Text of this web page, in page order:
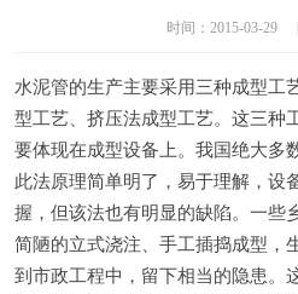
时间：2015-03-29
水泥管的生产主要采用三种成型工
型工艺、挤压法成型工艺。这三种
要体现在成型设备上。我国绝大多
此法原理简单明了，易于理解，设
握，但该法也有明显的缺陷。一些
简陋的立式浇注、手工插捣成型，
到市政工程中，留下相当的隐患。